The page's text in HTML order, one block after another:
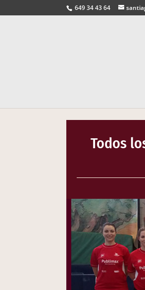
649 34 43 64
Todos